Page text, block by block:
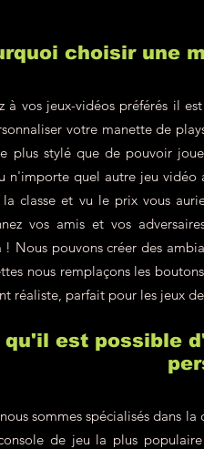
choisir une
à vos jeux-vidéos préférés il
votre manette de
plus stylé que de pouvoir
n'importe quel autre jeu vidéo
la classe et vu le prix vous
vos amis et vos
Nous pouvons créer des
nous remplaçons les
réaliste, parfait pour les jeux
qu'il est possible
sommes spécialisés dans
de jeu la plus populaire